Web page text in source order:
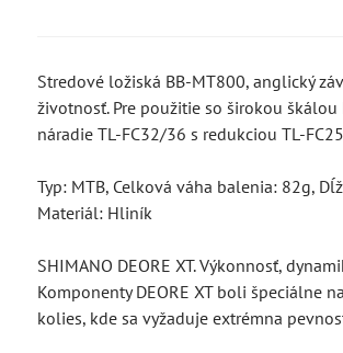
Stredové ložiská BB-MT800, anglický
životnosť. Pre použitie so širokou škálou
náradie TL-FC32/36 s redukciou TL-
Typ: MTB, Celková váha balenia: 82g,
Materiál: Hliník
SHIMANO DEORE XT. Výkonnosť,
Komponenty DEORE XT boli špeciálne
kolies, kde sa vyžaduje extrémna